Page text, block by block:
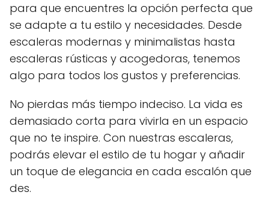
para que encuentres la opción perfecta que
se adapte a tu estilo y necesidades. Desde
escaleras modernas y minimalistas hasta
escaleras rústicas y acogedoras, tenemos
algo para todos los gustos y preferencias.
No pierdas más tiempo indeciso. La vida es
demasiado corta para vivirla en un espacio
que no te inspire. Con nuestras escaleras,
podrás elevar el estilo de tu hogar y añadir
un toque de elegancia en cada escalón que
des.